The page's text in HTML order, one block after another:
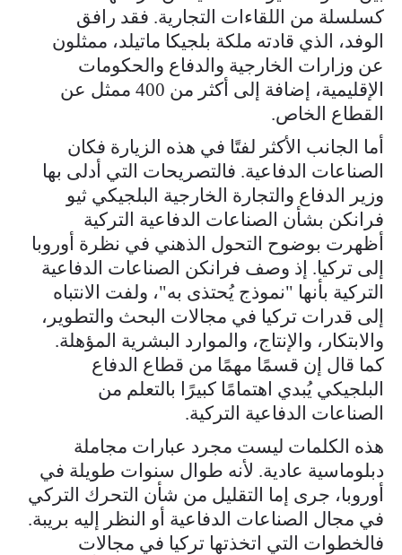
كسلسلة من اللقاءات التجارية. فقد رافق
الوفد، الذي قادته ملكة بلجيكا ماتيلد، ممثلون
عن وزارات الخارجية والدفاع والحكومات
الإقليمية، إضافة إلى أكثر من 400 ممثل عن
القطاع الخاص.
أما الجانب الأكثر لفتًا في هذه الزيارة فكان
الصناعات الدفاعية. فالتصريحات التي أدلى بها
وزير الدفاع والتجارة الخارجية البلجيكي ثيو
فرانكن بشأن الصناعات الدفاعية التركية
أظهرت بوضوح التحول الذهني في نظرة أوروبا
إلى تركيا. إذ وصف فرانكن الصناعات الدفاعية
التركية بأنها "نموذج يُحتذى به"، ولفت الانتباه
إلى قدرات تركيا في مجالات البحث والتطوير،
والابتكار، والإنتاج، والموارد البشرية المؤهلة.
كما قال إن قسمًا مهمًا من قطاع الدفاع
البلجيكي يُبدي اهتمامًا كبيرًا بالتعلم من
الصناعات الدفاعية التركية.
هذه الكلمات ليست مجرد عبارات مجاملة
دبلوماسية عادية. لأنه طوال سنوات طويلة في
أوروبا، جرى إما التقليل من شأن التحرك التركي
في مجال الصناعات الدفاعية أو النظر إليه بريبة.
فالخطوات التي اتخذتها تركيا في مجالات